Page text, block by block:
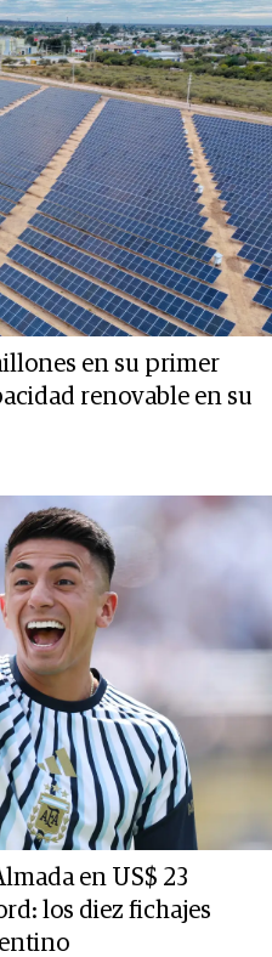
en su primer
renovable en su
en US$ 23
los diez fichajes